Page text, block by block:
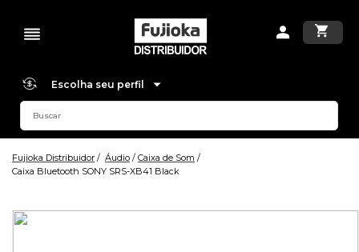
Escolha seu perfil
Fujioka Distribuidor Áudio
Caixa de Som
Caixa Bluetooth SONY SRS-XB41 Black